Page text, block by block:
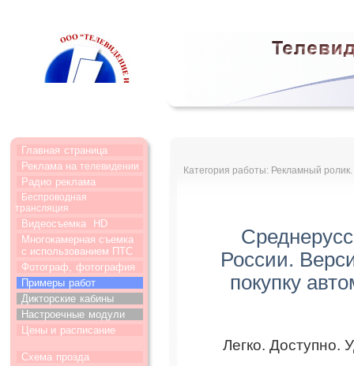
Главная страница
Реклама на телевидении
Радио реклама
Беспроводная
трансляция
Видеосъемка
HD
Многокамерная съемка
с использованием ПТС
Фотограф, фотография
Примеры работ
Дикторские кабины
Настроечные модули
Цены и расписание
Схема прозда
Категория работы: Рекламный ролик.
России.
покупку
Легко. Доступно.